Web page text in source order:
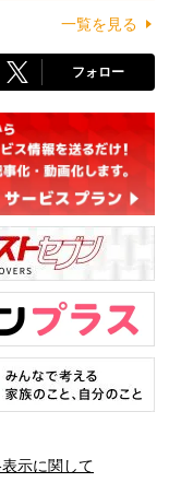
一覧を見る
フォロー
示に関して